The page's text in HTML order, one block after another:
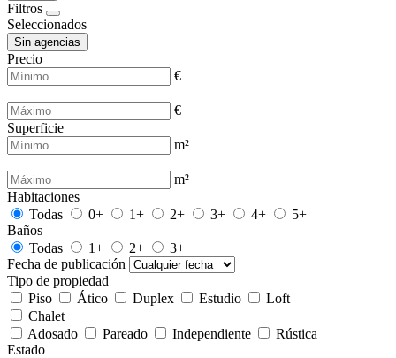
Filtros
Seleccionados
Sin agencias
Precio
€
—
€
Superficie
m²
—
m²
Habitaciones
Todas
0+ 1+ 2+ 3+ 4+
5+
Baños
Todas
1+ 2+
3+
Fecha de publicación
Tipo de propiedad
Piso
Ático Duplex Estudio
Loft
Chalet
Adosado
Pareado Independiente
Rústica
Estado